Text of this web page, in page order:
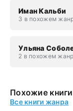
Иман Кальби
3 в похожем
Ульяна
2 в похожем
Похожие
Все книги жанра